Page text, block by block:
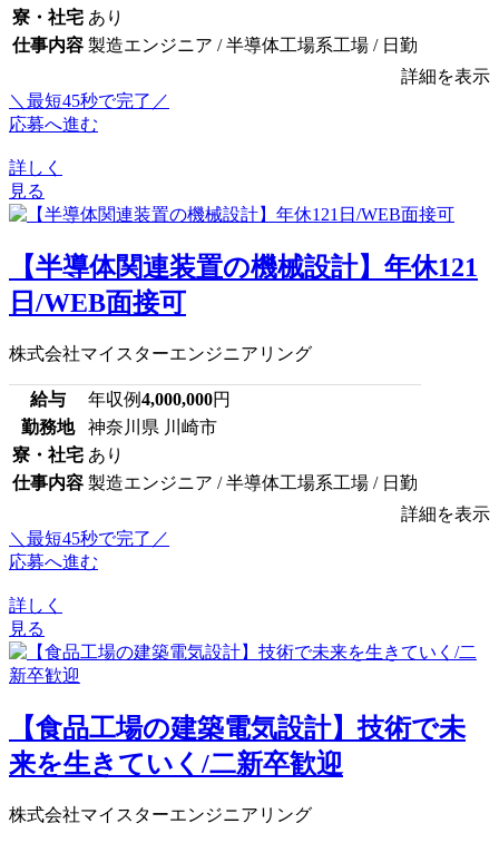
寮・社宅 あり
仕事内容 製造エンジニア / 半導体工場系工場 / 日勤
詳細を表示
＼最短45秒で完了／
応募へ進む
詳しく
見る
【半導体関連装置の機械設計】年休121
日/WEB面接可
株式会社マイスターエンジニアリング
給与 年収例4,000,000円
勤務地
神奈川県 川崎市
寮・社宅 あり
仕事内容 製造エンジニア / 半導体工場系工場 / 日勤
詳細を表示
＼最短45秒で完了／
応募へ進む
詳しく
見る
【食品工場の建築電気設計】技術で未
来を生きていく/二新卒歓迎
株式会社マイスターエンジニアリング